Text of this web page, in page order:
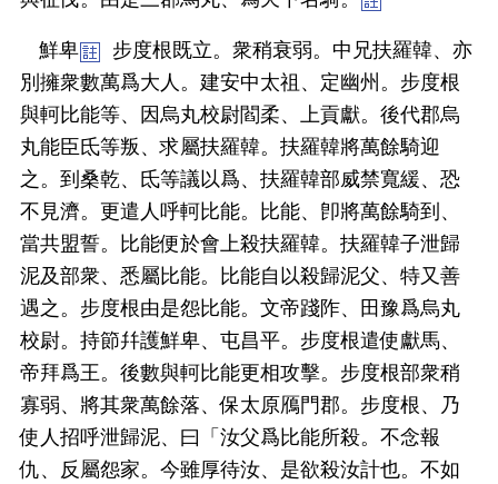
鮮卑
步度根既立。衆稍衰弱。中兄扶羅韓、亦
別擁衆數萬爲大人。建安中太祖、定幽州。步度根
與軻比能等、因烏丸校尉閻柔、上貢獻。後代郡烏
丸能臣氐等叛、求屬扶羅韓。扶羅韓將萬餘騎迎
之。到桑乾、氐等議以爲、扶羅韓部威禁寬緩、恐
不見濟。更遣人呼軻比能。比能、卽將萬餘騎到、
當共盟誓。比能便於會上殺扶羅韓。扶羅韓子泄歸
泥及部衆、悉屬比能。比能自以殺歸泥父、特又善
遇之。步度根由是怨比能。文帝踐阼、田豫爲烏丸
校尉。持節幷護鮮卑、屯昌平。步度根遣使獻馬、
帝拜爲王。後數與軻比能更相攻擊。步度根部衆稍
寡弱、將其衆萬餘落、保太原鴈門郡。步度根、乃
使人招呼泄歸泥、曰「汝父爲比能所殺。不念報
仇、反屬怨家。今雖厚待汝、是欲殺汝計也。不如